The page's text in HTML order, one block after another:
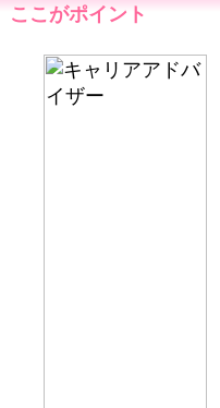
ここがポイント